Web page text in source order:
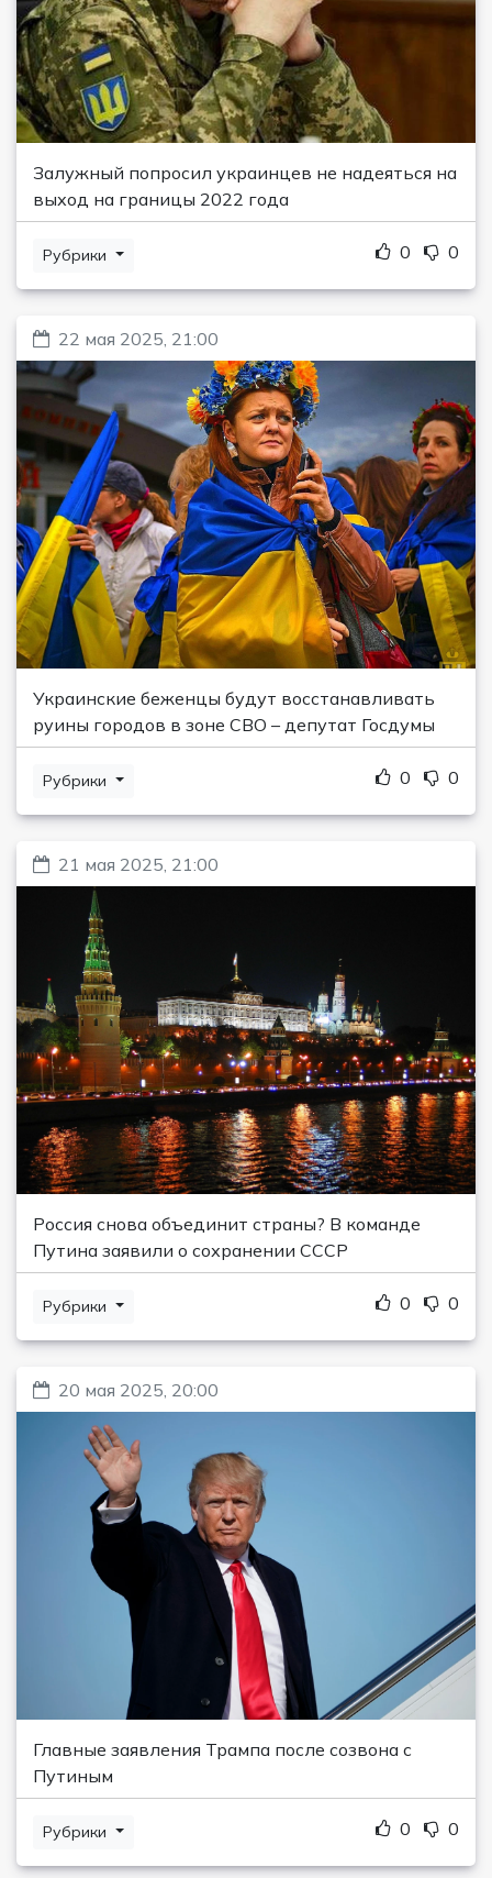
Залужный попросил украинцев не надеяться на
выход на границы 2022 года
Рубрики 0 0
22 мая 2025, 21:00
Украинские беженцы будут восстанавливать
руины городов в зоне СВО – депутат Госдумы
Рубрики 0 0
21 мая 2025, 21:00
Россия снова объединит страны? В команде
Путина заявили о сохранении СССР
Рубрики 0 0
20 мая 2025, 20:00
Главные заявления Трампа после созвона с
Путиным
Рубрики 0 0